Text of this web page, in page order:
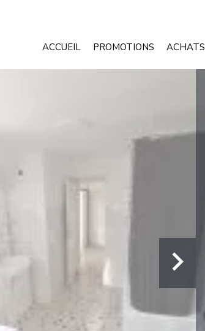
ACCUEIL PROMOTIONS ACHATS